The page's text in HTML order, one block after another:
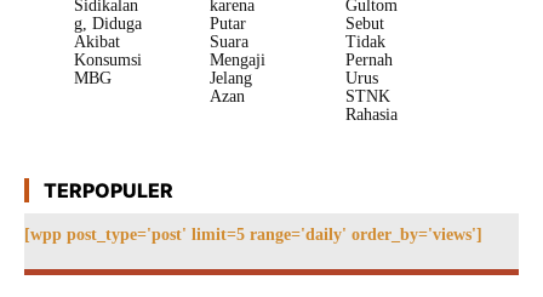
Sidikalan
g, Diduga
Akibat
Konsumsi
MBG
karena
Putar
Suara
Mengaji
Jelang
Azan
Gultom
Sebut
Tidak
Pernah
Urus
STNK
Rahasia
TERPOPULER
[wpp post_type='post' limit=5 range='daily' order_by='views']